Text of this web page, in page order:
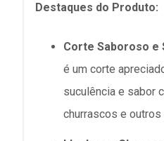
Destaques do Produto:
Corte Saboroso e
é um corte
suculência e sabor
churrascos e outros